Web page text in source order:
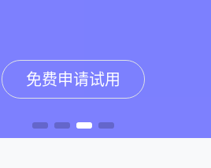
免费申请试用
免费申请试用
免费申请试用
免费申请试用